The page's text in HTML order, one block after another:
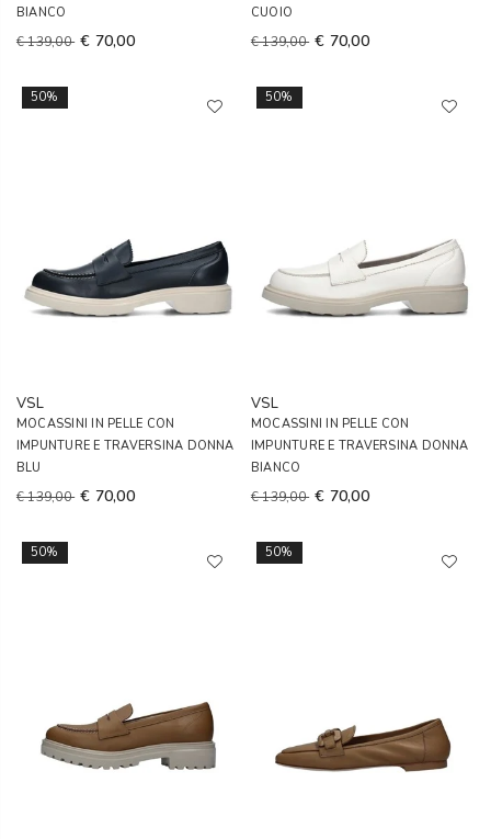
BIANCO
€ 139,00 € 70,00
CUOIO
€ 139,00 € 70,00
50%
VSL
MOCASSINI IN PELLE CON
IMPUNTURE E TRAVERSINA DONNA
BLU
€ 139,00 € 70,00
50%
VSL
MOCASSINI IN PELLE CON
IMPUNTURE E TRAVERSINA DONNA
BIANCO
€ 139,00 € 70,00
50% 50%